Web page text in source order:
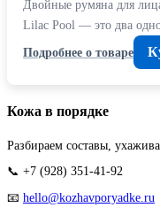
Двойные румяна для
Lilac Pool — это два
Подробнее о товаре
Кожа в порядке
Разбираем составы,
📞 +7 (928) 351-41-92
📧 hello@kozhavporyadke.ru